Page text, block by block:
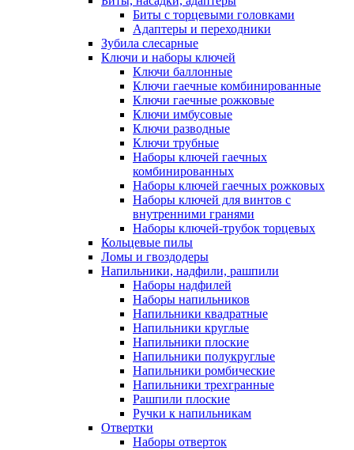
Биты с торцевыми головками
Адаптеры и переходники
Зубила слесарные
Ключи и наборы ключей
Ключи баллонные
Ключи гаечные комбинированные
Ключи гаечные рожковые
Ключи имбусовые
Ключи разводные
Ключи трубные
Наборы ключей гаечных
комбинированных
Наборы ключей гаечных рожковых
Наборы ключей для винтов с
внутренними гранями
Наборы ключей-трубок торцевых
Кольцевые пилы
Ломы и гвоздодеры
Напильники, надфили, рашпили
Наборы надфилей
Наборы напильников
Напильники квадратные
Напильники круглые
Напильники плоские
Напильники полукруглые
Напильники ромбические
Напильники трехгранные
Рашпили плоские
Ручки к напильникам
Отвертки
Наборы отверток